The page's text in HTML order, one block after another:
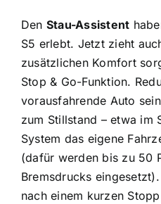
Den Stau-Assistent
S5 erlebt. Jetzt zieht
zusätzlichen Komfort
Stop & Go-Funktion.
vorausfahrende Auto
zum Stillstand – etwa im
System das eigene
(dafür werden bis zu 50
Bremsdrucks
nach einem kurzen